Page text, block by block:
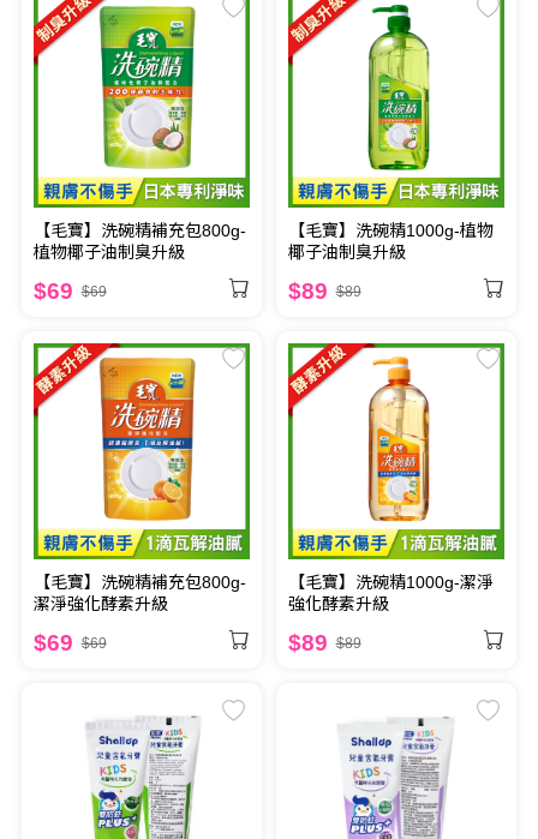
【毛寶】洗碗精補充包800g-
植物椰子油制臭升級
$69 $69
【毛寶】洗碗精1000g-植物
椰子油制臭升級
$89 $89
【毛寶】洗碗精補充包800g-
潔淨強化酵素升級
$69 $69
【毛寶】洗碗精1000g-潔淨
強化酵素升級
$89 $89